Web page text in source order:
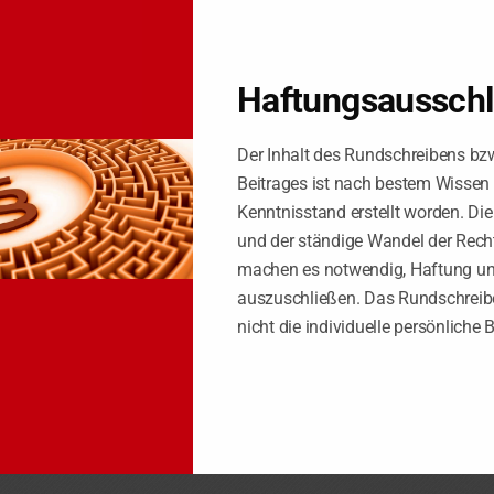
,für BUCHHALTER & UNTERNEHMENSBERATER
einer online erworbenen Arbeitsunfähigkeitsbescheinigung ohne
war, sondern ob er mit der Bescheinigung den
eine kostenpflichtig über eine Internetplattform bezogene AU
zu einem Arzt statt. Gleichwohl war die Bescheinigung optisch an
zunächst Entgeltfort-zahlung, kündigte jedoch fristlos, nachdem
Pflichtverletzung. Eine Abmahnung musste nicht
Der Inhalt des Rundschreibens
Beitrages ist nach bestem Wissen
Kenntnisstand erstellt worden.
und der ständige Wandel der
machen es notwendig, Haftung
auszuschließen. Das
nicht die individuelle persönliche